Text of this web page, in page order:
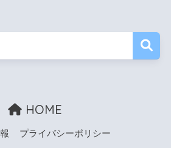
HOME
プライバシーポリシー